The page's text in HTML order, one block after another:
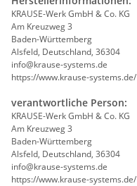
KRAUSE-Werk GmbH & Co. KG
Am Kreuzweg 3
Baden-Württemberg
Alsfeld, Deutschland, 36304
info@krause-systems.de
https://www.krause-systems.de/
verantwortliche Person:
KRAUSE-Werk GmbH & Co. KG
Am Kreuzweg 3
Baden-Württemberg
Alsfeld, Deutschland, 36304
info@krause-systems.de
https://www.krause-systems.de/